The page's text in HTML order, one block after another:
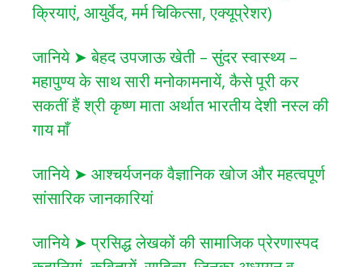
क्रियाएं, आयुर्वेद, मर्म चिकित्सा, एक्यूप्रेशर)
जानिये ➤ बेहद उपजाऊ खेती – सुंदर स्वास्थ्य –
महापुण्य के साथ सारी मनोकामनायें, कैसे पूरी कर
सकतीं हैं श्री कृष्ण माता अर्थात भारतीय देशी नस्ल की
गाय माँ
जानिये ➤ आश्चर्यजनक वैज्ञानिक खोज और महत्वपूर्ण
सांसारिक जानकारियां
जानिये ➤ प्रसिद्ध लेखकों की सामाजिक प्रेरणास्पद